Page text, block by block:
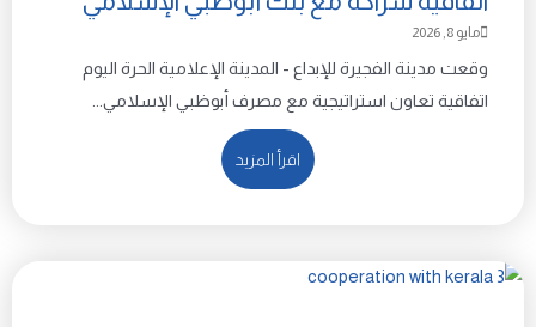
مايو 8, 2026
وقعت مدينة الفجيرة للإبداع - المدينة الإعلامية الحرة اليوم
اتفاقية تعاون استراتيجية مع مصرف أبوظبي الإسلامي...
اقرأ المزيد